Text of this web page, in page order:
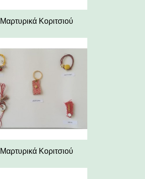
Μαρτυρικά Κοριτσιού
Μαρτυρικά Κοριτσιού